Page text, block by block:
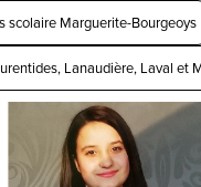
scolaire Marguerite-Bourgeoys
Lanaudière, Laval et